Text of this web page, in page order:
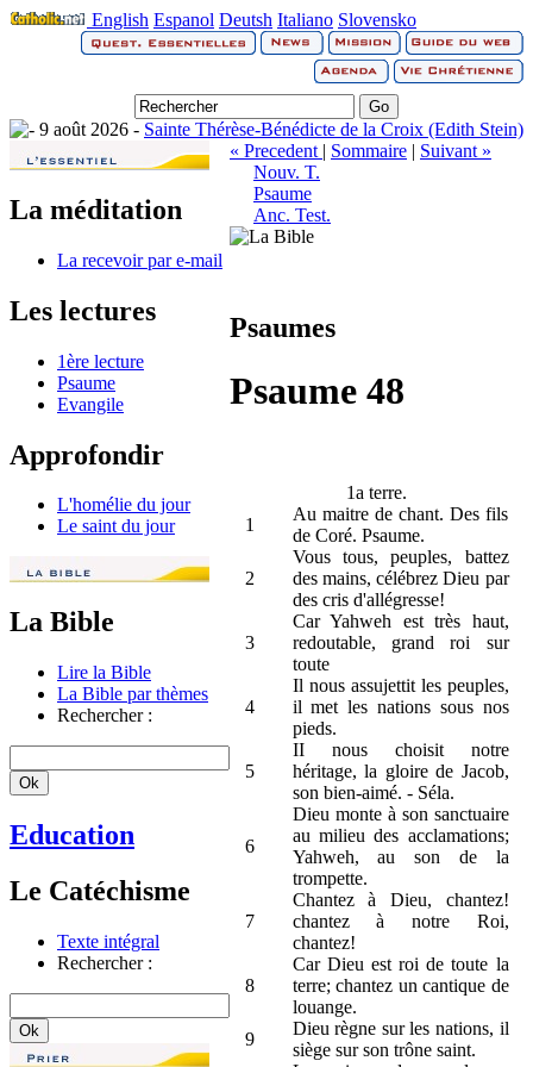
English Espanol Deutsh Italiano Slovensko
9 août 2026 - Sainte Thérèse-Bénédicte de la Croix (Edith Stein)
La méditation
La recevoir par e-mail
Les lectures
1ère lecture
Psaume
Evangile
Approfondir
L'homélie du jour
Le saint du jour
La Bible
Lire la Bible
La Bible par thèmes
Rechercher :
Education
Le Catéchisme
Texte intégral
Rechercher :
« Precedent | Sommaire | Suivant »
Nouv. T.
Psaume
Anc. Test.
Psaumes
Psaume 48
1a terre.
1
Au maitre de chant. Des fils
de Coré. Psaume.
2
Vous tous, peuples, battez
des mains, célébrez Dieu par
des cris d'allégresse!
3
Car Yahweh est très haut,
redoutable, grand roi sur
toute
4
Il nous assujettit les peuples,
il met les nations sous nos
pieds.
5
II nous choisit notre
héritage, la gloire de Jacob,
son bien-aimé. - Séla.
6
Dieu monte à son sanctuaire
au milieu des acclamations;
Yahweh, au son de la
trompette.
7
Chantez à Dieu, chantez!
chantez à notre Roi,
chantez!
8
Car Dieu est roi de toute la
terre; chantez un cantique de
louange.
9
Dieu règne sur les nations, il
siège sur son trône saint.